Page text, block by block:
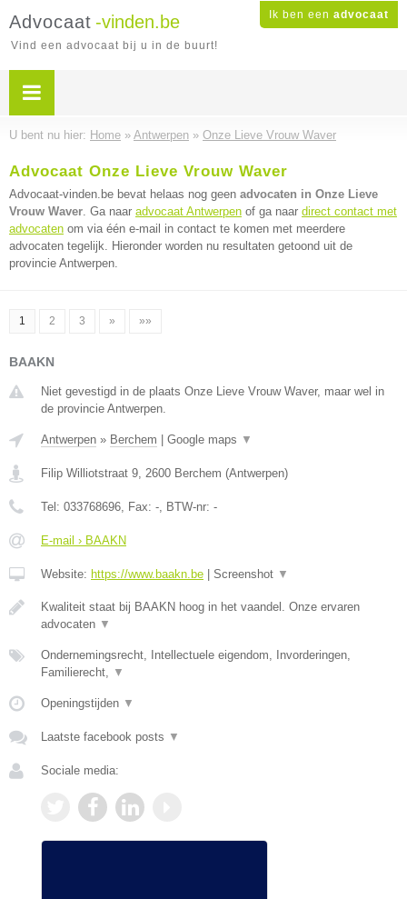
Ik ben een advocaat
Advocaat -vinden.be
Vind een advocaat bij u in de buurt!
U bent nu hier: Home » Antwerpen » Onze Lieve Vrouw Waver
Advocaat Onze Lieve Vrouw Waver
Advocaat-vinden.be bevat helaas nog geen advocaten in Onze Lieve
Vrouw Waver. Ga naar advocaat Antwerpen of ga naar direct contact met
advocaten om via één e-mail in contact te komen met meerdere
advocaten tegelijk. Hieronder worden nu resultaten getoond uit de
provincie Antwerpen.
1 2 3 » »»
BAAKN
Niet gevestigd in de plaats Onze Lieve Vrouw Waver, maar wel in
de provincie Antwerpen.
Antwerpen » Berchem Google maps ▼
Filip Williotstraat 9, 2600 Berchem (Antwerpen)
Tel: 033768696, Fax: -, BTW-nr: -
E-mail › BAAKN
Website: https://www.baakn.be Screenshot ▼
Kwaliteit staat bij BAAKN hoog in het vaandel. Onze ervaren
advocaten ▼
Ondernemingsrecht, Intellectuele eigendom, Invorderingen,
Familierecht, ▼
Openingstijden ▼
Laatste facebook posts ▼
Sociale media: